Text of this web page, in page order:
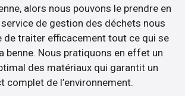
alors nous pouvons le prendre en
de gestion des déchets nous
de traiter efficacement tout ce qui se
benne. Nous pratiquons en effet un
des matériaux qui garantit un
complet de l’environnement.